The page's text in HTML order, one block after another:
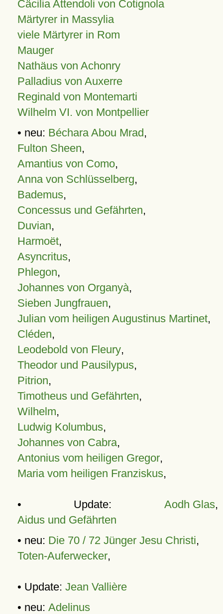
Cäcilia Attendoli von Cotignola
Märtyrer in Massylia
viele Märtyrer in Rom
Mauger
Nathäus von Achonry
Palladius von Auxerre
Reginald von Montemarti
Wilhelm VI. von Montpellier
• neu: Béchara Abou Mrad,
Fulton Sheen,
Amantius von Como,
Anna von Schlüsselberg,
Bademus,
Concessus und Gefährten,
Duvian,
Harmoët,
Asyncritus,
Phlegon,
Johannes von Organyà,
Sieben Jungfrauen,
Julian vom heiligen Augustinus Martinet,
Cléden,
Leodebold von Fleury,
Theodor und Pausilypus,
Pitrion,
Timotheus und Gefährten,
Wilhelm,
Ludwig Kolumbus,
Johannes von Cabra,
Antonius vom heiligen Gregor,
Maria vom heiligen Franziskus,
• Update: Aodh Glas,
Aidus und Gefährten
• neu: Die 70 / 72 Jünger Jesu Christi,
Toten-Auferwecker,
• Update: Jean Vallière
• neu: Adelinus